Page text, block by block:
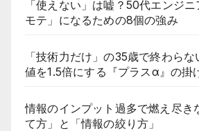
「使えない」は嘘？50代エンジ
モテ」になるための8個の強み
「技術力だけ」の35歳で終わら
値を1.5倍にする『プラスα』の掛
情報のインプット過多で燃え尽き
て方」と「情報の絞り方」